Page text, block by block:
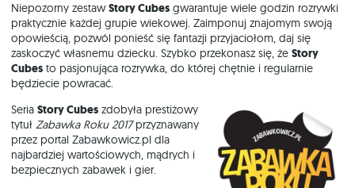
Niepozorny zestawStory Cubes gwarantuje wiele godzin rozrywki
praktycznie każdej grupie wiekowej. Zaimponuj znajomym swoją
opowieścią, pozwól ponieść się fantazji przyjaciołom, daj się
zaskoczyć własnemu dziecku. Szybko przekonasz się, że Story
Cubes to pasjonująca rozrywka, do której chętnie i regularnie
będziecie powracać.
Seria Story Cubes zdobyła prestiżowy
tytuł Zabawka Roku 2017przyznawany
przez portal Zabawkowicz.pl dla
najbardziej wartościowych, mądrych i
bezpiecznych zabawek i gier.